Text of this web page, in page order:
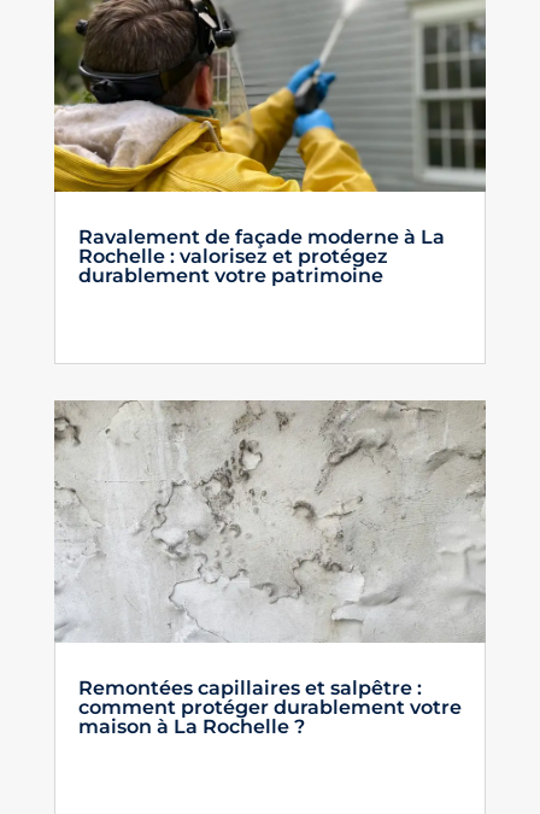
Ravalement de façade moderne à La
Rochelle : valorisez et protégez
durablement votre patrimoine
Remontées capillaires et salpêtre :
comment protéger durablement votre
maison à La Rochelle ?